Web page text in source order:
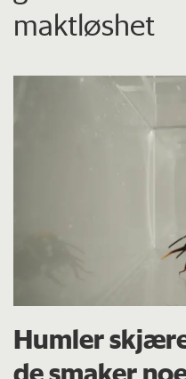
maktløshet
Humler
de smaker